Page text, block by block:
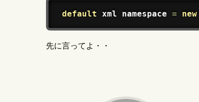
default xml namespace = new
先に言ってよ・・